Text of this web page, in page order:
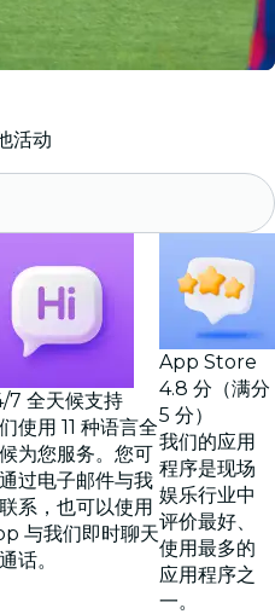
活动
7 全天候支持
使用 11 种语言全
为您服务。您可
过电子邮件与我
系，也可以使用
与我们即时聊天
话。
App Store
4.8 分（满分
5 分）
我们的应用
程序是现场
娱乐行业中
评价最好、
使用最多的
应用程序之
一。